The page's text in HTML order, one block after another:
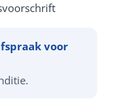
voor